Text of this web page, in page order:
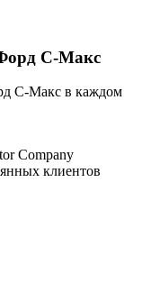
С-Макс
С-Макс в каждом
Company
клиентов